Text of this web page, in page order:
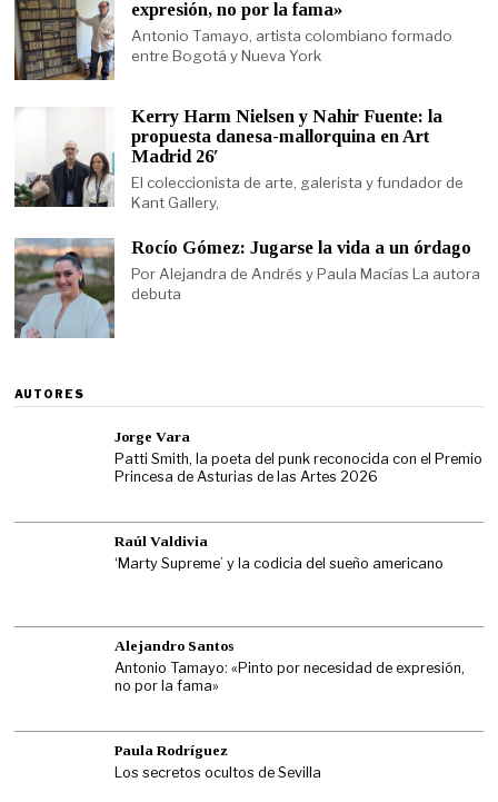
expresión, no por la fama»
Antonio Tamayo, artista colombiano formado
entre Bogotá y Nueva York
Kerry Harm Nielsen y Nahir Fuente: la
propuesta danesa-mallorquina en Art
Madrid 26′
El coleccionista de arte, galerista y fundador de
Kant Gallery,
Rocío Gómez: Jugarse la vida a un órdago
Por Alejandra de Andrés y Paula Macías La autora
debuta
AUTORES
Jorge Vara
Patti Smith, la poeta del punk reconocida con el Premio
Princesa de Asturias de las Artes 2026
Raúl Valdivia
‘Marty Supreme’ y la codicia del sueño americano
Alejandro Santos
Antonio Tamayo: «Pinto por necesidad de expresión,
no por la fama»
Paula Rodríguez
Los secretos ocultos de Sevilla